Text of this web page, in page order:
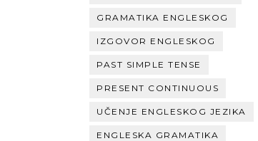
GRAMATIKA ENGLESKOG
IZGOVOR ENGLESKOG
PAST SIMPLE TENSE
PRESENT CONTINUOUS
UČENJE ENGLESKOG JEZIKA
ENGLESKA GRAMATIKA